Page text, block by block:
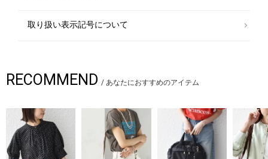
取り扱い表示記号について
RECOMMEND / あなたにおすすめのアイテム